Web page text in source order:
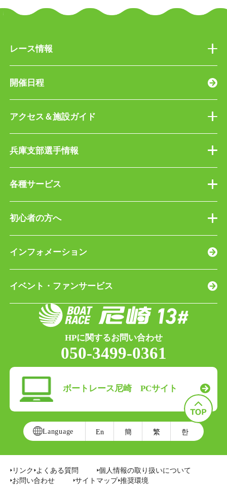
レース情報
開催日程
アクセス＆施設ガイド
兵庫支部選手情報
各種サービス
初心者の方へ
インフォメーション
イベント・ファンサービス
HPに関するお問い合わせ
050-3499-0361
ボートレース尼崎 PCサイト
Language En 簡 繁 한
リンク よくある質問
個人情報の取り扱いについて
お問い合わせ
サイトマップ 推奨環境